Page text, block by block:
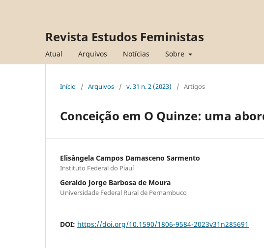
Revista Estudos Feministas
Atual Arquivos Notícias Sobre
Início / Arquivos / v. 31 n. 2 (2023) / Artigos
Conceição em O Quinze: uma
Elisângela Campos Damasceno Sarmento
Instituto Federal do Piauí
Geraldo Jorge Barbosa de Moura
Universidade Federal Rural de Pernambuco
DOI: https://doi.org/10.1590/1806-9584-2023v31n285691